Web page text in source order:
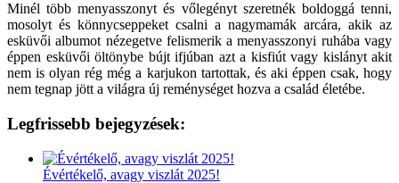
Minél több menyasszonyt és vőlegényt szeretnék boldoggá tenni,
mosolyt és könnycseppeket csalni a nagymamák arcára, akik az
esküvői albumot nézegetve felismerik a menyasszonyi ruhába vagy
éppen esküvői öltönybe bújt ifjúban azt a kisfiút vagy kislányt akit
nem is olyan rég még a karjukon tartottak, és aki éppen csak, hogy
nem tegnap jött a világra új reménységet hozva a család életébe.
Legfrissebb bejegyzések:
Évértékelő, avagy viszlát 2025!